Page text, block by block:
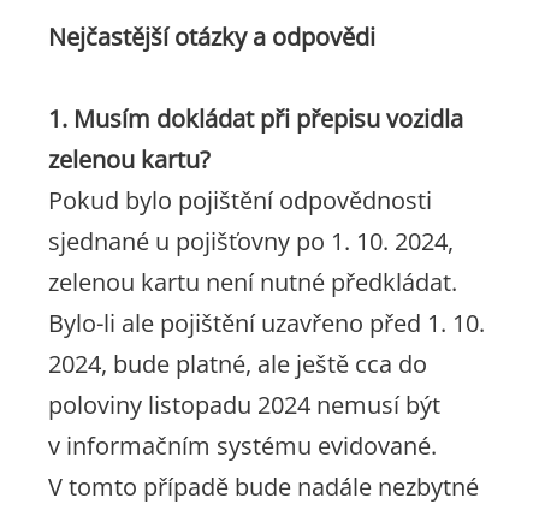
Nejčastější otázky a odpovědi
1. Musím dokládat při přepisu vozidla
zelenou kartu?
Pokud bylo pojištění odpovědnosti
sjednané u pojišťovny po 1. 10. 2024,
zelenou kartu není nutné předkládat.
Bylo-li ale pojištění uzavřeno před 1. 10.
2024, bude platné, ale ještě cca do
poloviny listopadu 2024 nemusí být
v informačním systému evidované.
V tomto případě bude nadále nezbytné